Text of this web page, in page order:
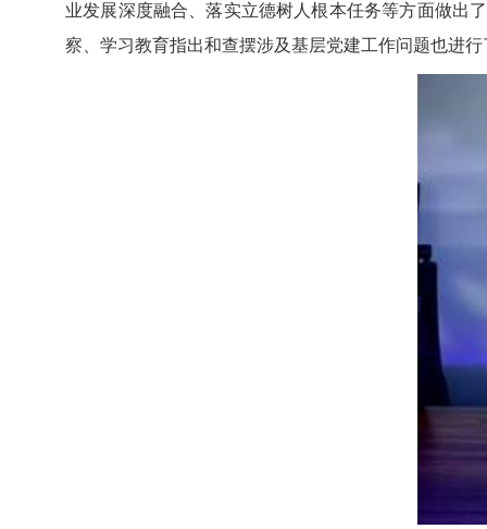
业发展深度融合、落实立德树人根本任务等方面做出
察
学习教育指出和查摆涉及基层党建工作问题也进行